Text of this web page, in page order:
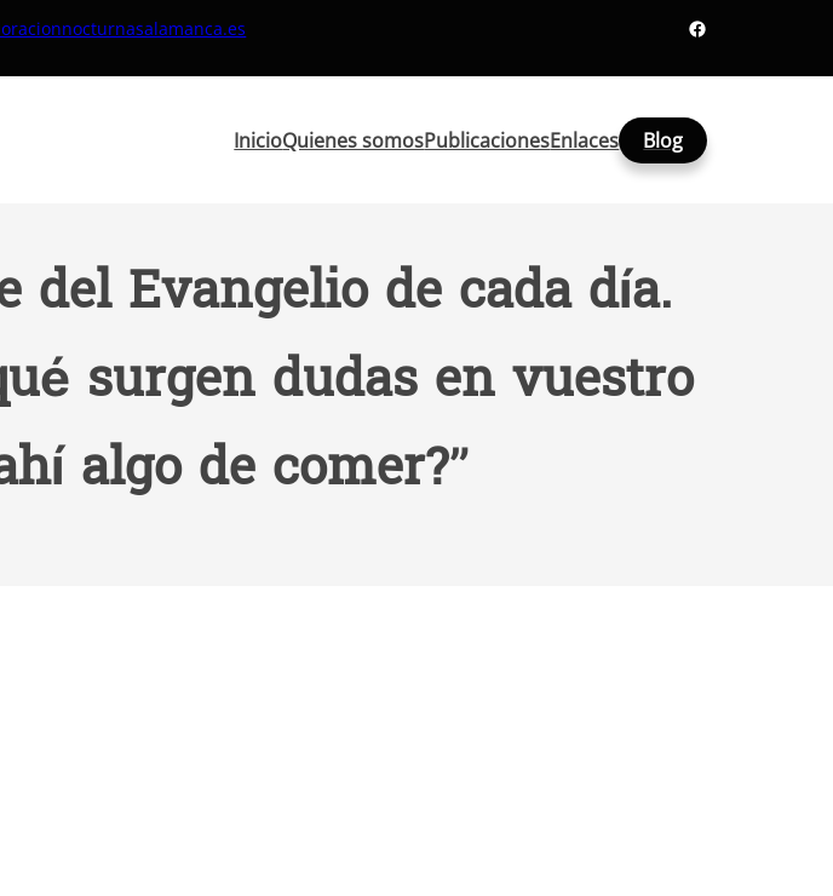
Facebook
InicioQuienes somosPublicacionesEnlaces Blog
del Evangelio de cada día.
surgen dudas en vuestro
algo de comer?”